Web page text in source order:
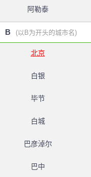
阿勒泰
B (以B为开头的城市名)
北京
白银
毕节
白城
巴彦淖尔
巴中